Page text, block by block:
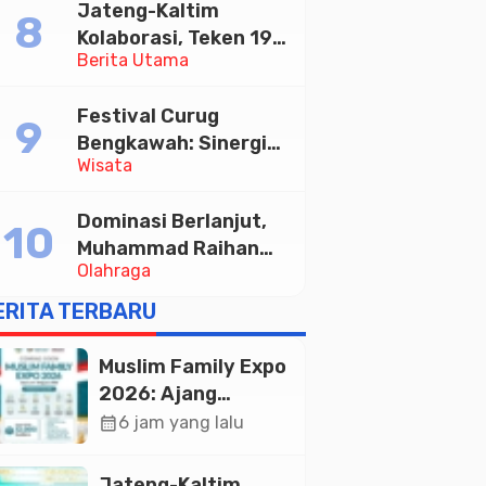
Tabungan Bima Bank
Jateng
Berita Utama
Jateng-Kaltim
Kolaborasi, Teken 19
Kerja Sama Ekonomi
Wisata
Festival Curug
Bengkawah: Sinergi
Desa Sikasur dan
Memajukan Wisata
serta UMKM Lokal
Olahraga
Dominasi Berlanjut,
Muhammad Raihan
Fadila Sabet Emas
Kyorugi di Asian
Taekwondo Indonesia
Open 2026
TERBARU
Muslim Family Expo
2026: Ajang
Silaturahim dan
Ekonomi Halal di
calendar_month6 jam yang lalu